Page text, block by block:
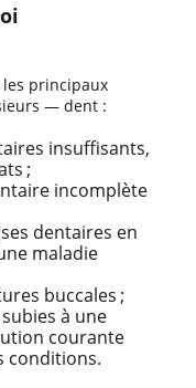
les principaux
— dent :
insuffisants,
;
incomplète
dentaires en
maladie
buccales ;
à une
courante
conditions.